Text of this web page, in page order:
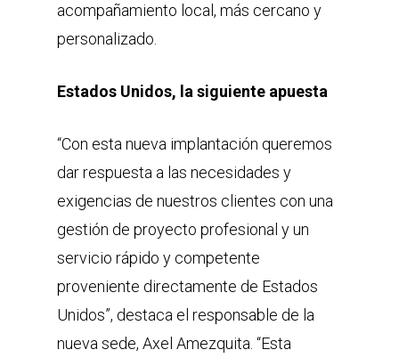
acompañamiento local, más cercano y
personalizado.
Estados Unidos, la siguiente apuesta
“Con esta nueva implantación queremos
dar respuesta a las necesidades y
exigencias de nuestros clientes con una
gestión de proyecto profesional y un
servicio rápido y competente
proveniente directamente de Estados
Unidos”, destaca el responsable de la
nueva sede, Axel Amezquita. “Esta